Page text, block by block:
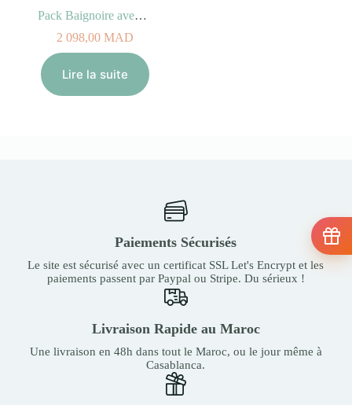
Pack Baignoire avec Coussin et Rince Cheveux + Support Rose délavé
2 098,00 MAD
Lire la suite
Paiements Sécurisés
Le site est sécurisé avec un certificat SSL Let's Encrypt et les
paiements passent par Paypal ou Stripe. Du sérieux !
Livraison Rapide au Maroc
Une livraison en 48h dans tout le Maroc, ou le jour même à
Casablanca.